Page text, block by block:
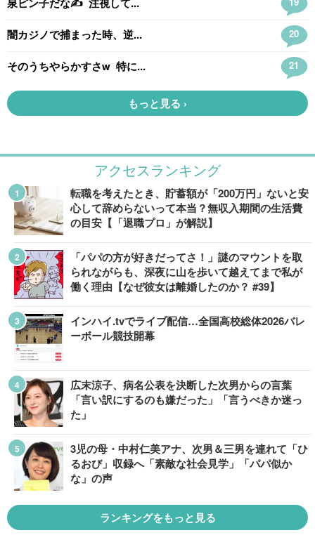
アクセスランキング
転職を考えたとき、貯蓄額が「200万円」ないと安
心して辞めらないって本当？無収入期間の生活費
の目安【「退職プロ」が解説】
「パパの方が好きだってさ！」謎のマウントを取
られながらも、深夜に山を歩いて越えてまで私が
働く理由【なぜ彼女は離婚したのか？ #39】
インハイ.tvでライブ配信…全国高校総体2026バレ
ーボール競技開幕
広末涼子、病名公表を決断した次男からの言葉
「言い訳にするのも嫌だった」「言うべきか迷っ
た」
3児の母・中村仁美アナ、次男＆三男を連れて「ひ
るおび」収録へ「素敵な社会見学」「パパ似か
な」の声
ランキングをもっと見る